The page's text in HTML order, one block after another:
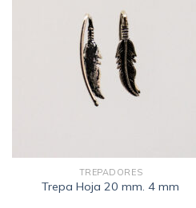
TREPADORES
Trepa Hoja 20 mm. 4 mm